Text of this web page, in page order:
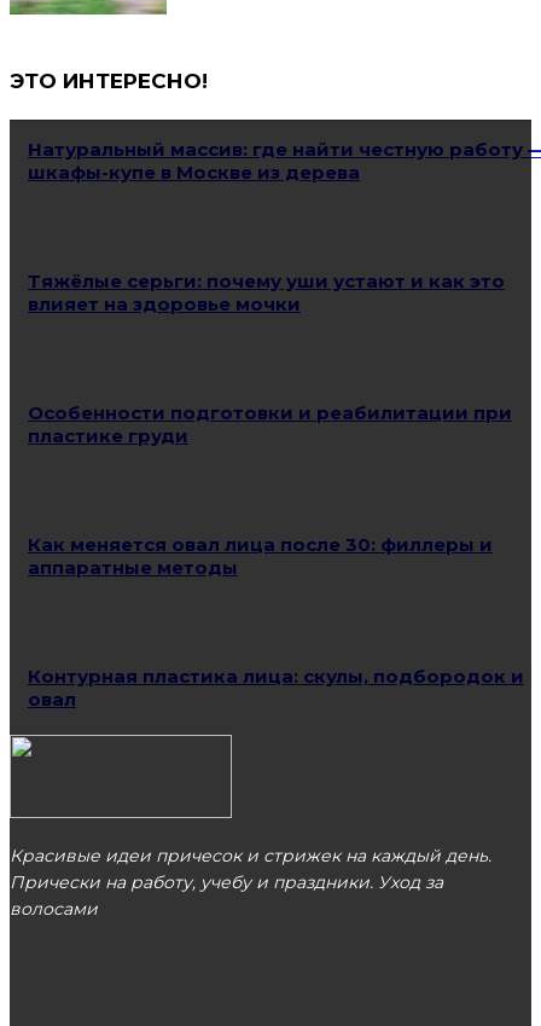
ЭТО ИНТЕРЕСНО!
Натуральный массив: где найти честную работу
шкафы-купе в Москве из дерева
Тяжёлые серьги: почему уши устают и как это
влияет на здоровье мочки
Особенности подготовки и реабилитации при
пластике груди
Как меняется овал лица после 30: филлеры и
аппаратные методы
Контурная пластика лица: скулы, подбородок и
овал
Красивые идеи причесок и стрижек на каждый день.
Прически на работу, учебу и праздники. Уход за
волосами